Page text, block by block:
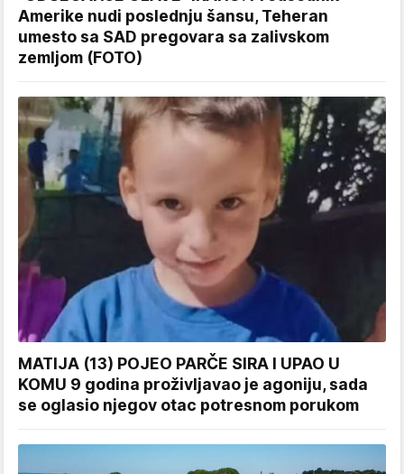
Amerike nudi poslednju šansu, Teheran
umesto sa SAD pregovara sa zalivskom
zemljom (FOTO)
MATIJA (13) POJEO PARČE SIRA I UPAO U
KOMU 9 godina proživljavao je agoniju, sada
se oglasio njegov otac potresnom porukom